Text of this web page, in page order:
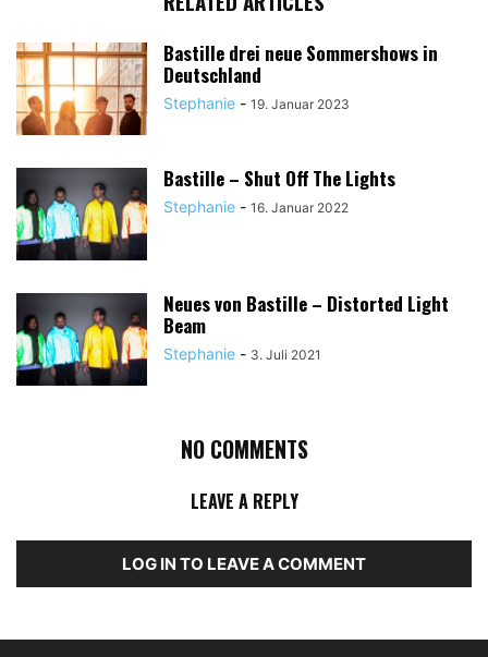
Bastille drei neue Sommershows in
Deutschland
Stephanie - 19. Januar 2023
Bastille – Shut Off The Lights
Stephanie - 16. Januar 2022
Neues von Bastille – Distorted Light
Beam
Stephanie - 3. Juli 2021
NO COMMENTS
LEAVE A REPLY
LOG IN TO LEAVE A COMMENT